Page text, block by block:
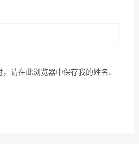
，请在此浏览器中保存我的姓名、